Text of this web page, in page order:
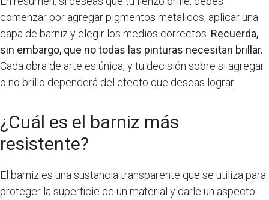
comenzar por agregar pigmentos metálicos, aplicar una
capa de barniz y elegir los medios correctos. Recuerda,
sin embargo, que no todas las pinturas necesitan brillar.
Cada obra de arte es única, y tu decisión sobre si agregar
o no brillo dependerá del efecto que deseas lograr.
¿Cuál es el barniz más
resistente?
El barniz es una sustancia transparente que se utiliza para
proteger la superficie de un material y darle un aspecto